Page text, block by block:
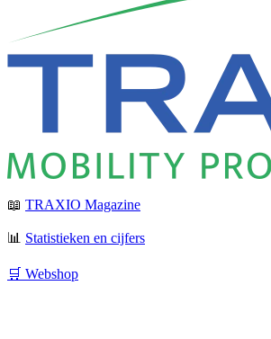
📖 TRAXIO Magazine
📊 Statistieken en cijfers
🛒 Webshop